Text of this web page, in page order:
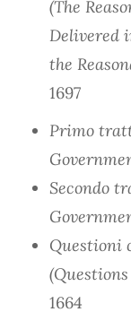
(The
Delivered
the
1697
Primo
Secondo
Questioni
1664